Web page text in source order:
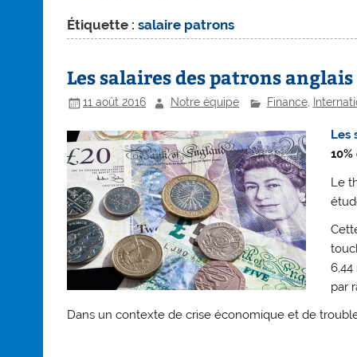
Étiquette :salaire patrons
Les salaires des patrons anglais
11 août 2016 Notre équipe Finance,
Les
Le
6,44
par
Dans un contexte de crise économique et de